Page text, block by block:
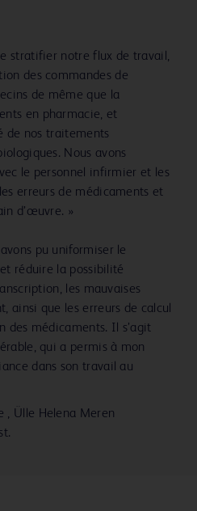
stratifier notre flux de travail,
des commandes de
de même que la
en pharmacie, et
de nos traitements
Nous avons
le personnel infirmier et les
erreurs de médicaments et
d’œuvre. »
pu uniformiser le
réduire la possibilité
les mauvaises
ainsi que les erreurs de calcul
des médicaments. Il s’agit
qui a permis à mon
dans son travail au
, Ülle Helena Meren